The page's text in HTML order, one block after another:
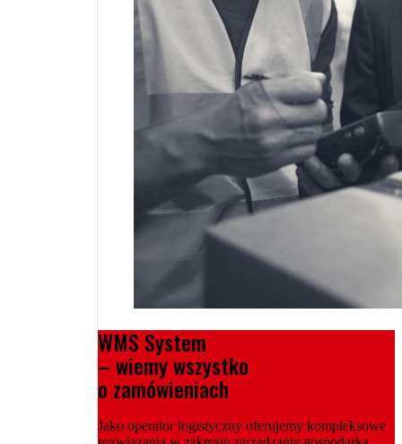
WMS System
– wiemy wszystko
o zamówieniach
Jako operator logistyczny oferujemy kompleksowe